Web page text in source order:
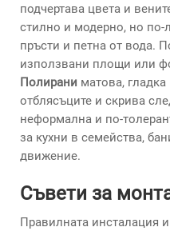
подчертава цвета и
стилно и модерно, но по-
пръсти и петна от вода.
използвани площи или
Полирани матова,
отблясъците и скрива
неформална и по-
за кухни в семейства,
движение.
Съвети за
Правилната инсталация